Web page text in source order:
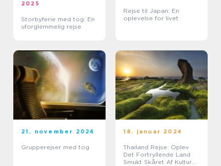
2025
Storbyferie med tog: En
uforglemmelig rejse
Rejse til Japan: En
oplevelse for livet
21. november 2024
Grupperejser med tog
18. januar 2024
Thailand Rejse: Oplev
Det Fortryllende Land
Smukt Skåret Af Kultur